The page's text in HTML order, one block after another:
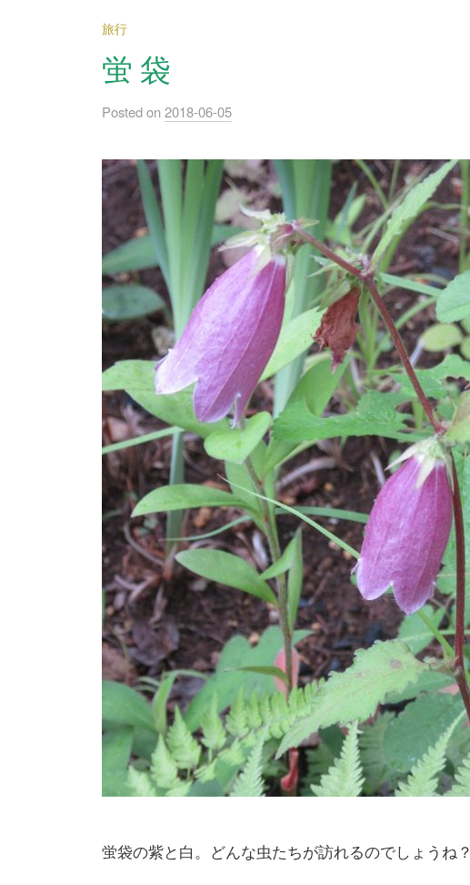
旅行
蛍 袋
Postedon2018-06-05
蛍袋の紫と白。どんな虫たちが訪れるのでしょうね？